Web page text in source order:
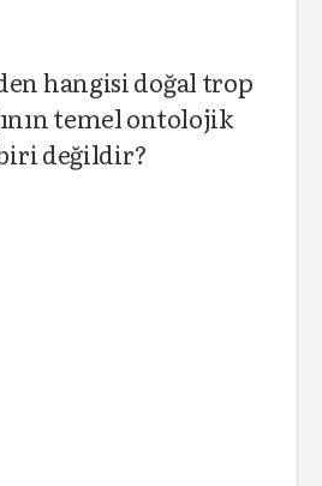
hangisi doğal trop
temel ontolojik
değildir?